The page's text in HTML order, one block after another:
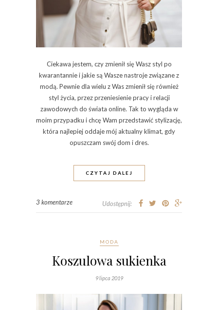
Ciekawa jestem, czy zmienił się Wasz styl po
kwarantannie i jakie są Wasze nastroje związane z
modą. Pewnie dla wielu z Was zmienił się również
styl życia, przez przeniesienie pracy i relacji
zawodowych do świata online. Tak to wygląda w
moim przypadku i chcę Wam przedstawić stylizację,
która najlepiej oddaje mój aktualny klimat, gdy
opuszczam swój dom i dres.
CZYTAJ DALEJ
3 komentarze Udostępnij:
MODA
Koszulowa sukienka
9 lipca 2019